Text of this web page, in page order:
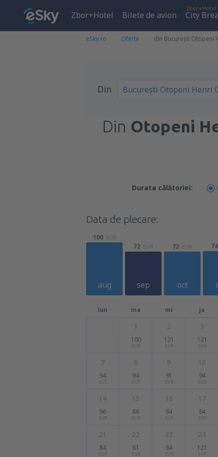
Zbor+Hotel Bilete de avion
Zbor+Hotel
City
eSky.ro Oferte din București Otopeni
Din
Din Otopeni
Durata călătoriei:
Data de plecare:
aug
100 EUR
sep
72 EUR
oct
72 EUR 74
lun ma mi jo
1
100
EUR
2
121
EUR
3
121
EUR
7
94
EUR
8
94
EUR
9
91
EUR
10
94
EUR
14
96
EUR
15
86
EUR
16
84
EUR
17
84
EUR
21
84
EUR
22
81
EUR
23
84
EUR
24
121
EUR